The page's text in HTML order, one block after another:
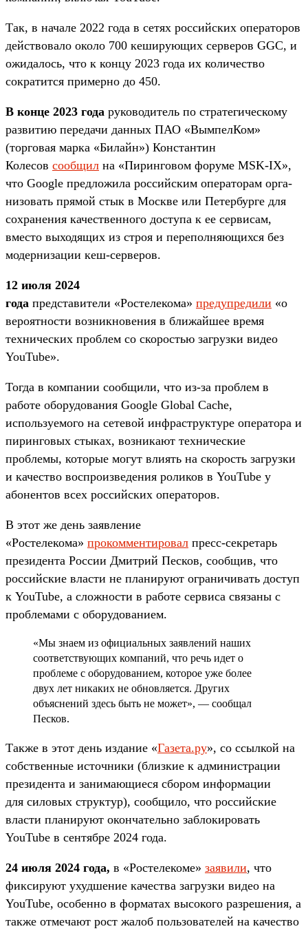
Так, в начале 2022 года в сетях российских операторов
действовало около 700 кеширующих серверов GGC, и
ожидалось, что к концу 2023 года их количество
сократится примерно до 450.
В конце 2023 года руководитель по стратегическому
развитию передачи данных ПАО «ВымпелКом»
(торговая марка «Билайн») Константин
Колесов сообщил на «Пиринговом форуме MSK-IX»,
что Google пред­ло­жила рос­сий­ским опе­рато­рам ор­га­
низо­вать пря­мой стык в Мос­кве или Пе­тер­бур­ге для
сох­ра­нения ка­чес­твен­но­го дос­ту­па к ее сер­ви­сам,
вмес­то вы­ходя­щих из строя и пе­репол­няю­щих­ся без
мо­дер­ни­зации кеш-сер­ве­ров.
12 июля 2024
года представители «Ростелекома» предупредили «о
вероятности возникновения в ближайшее время
технических проблем со скоростью загрузки видео
YouTube».
Тогда в компании сообщили, что из-за проблем в
работе оборудования Google Global Cache,
используемого на сетевой инфраструктуре оператора и
пиринговых стыках, возникают технические
проблемы, которые могут влиять на скорость загрузки
и качество воспроизведения роликов в YouTube у
абонентов всех российских операторов.
В этот же день заявление
«Ростелекома» прокомментировал пресс-секретарь
президента России Дмитрий Песков, сообщив, что
российские власти не планируют ограничивать доступ
к YouTube, а сложности в работе сервиса связаны с
проблемами с оборудованием.
«Мы знаем из официальных заявлений наших
соответствующих компаний, что речь идет о
проблеме с оборудованием, которое уже более
двух лет никаких не обновляется. Других
объяснений здесь быть не может», — сообщал
Песков.
Также в этот день издание «Газета.ру», со ссылкой на
собственные источники (близкие к администрации
президента и занимающиеся сбором информации
для силовых структур), сообщило, что российские
власти планируют окончательно заблокировать
YouTube в сентябре 2024 года.
24 июля 2024 года, в «Ростелекоме» заявили, что
фиксируют ухудшение качества загрузки видео на
YouTube, особенно в форматах высокого разрешения, а
также отмечают рост жалоб пользователей на качество